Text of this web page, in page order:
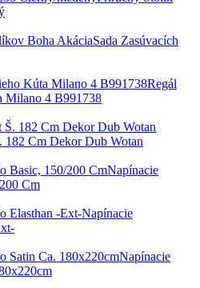
Sada Zasúvacích
Regál
Milano 4 B991738
182 Cm Dekor Dub Wotan
Napínacie
Cm
Napínacie
Napínacie